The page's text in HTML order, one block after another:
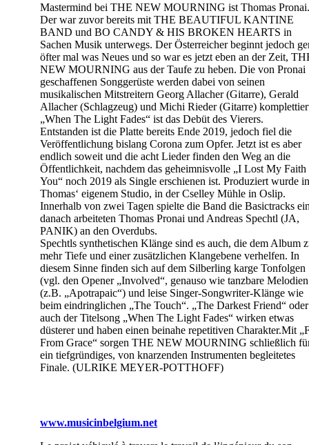
Mastermind bei THE NEW MOURNING ist Thomas Pronai.
Der war zuvor bereits mit THE BEAUTIFUL KANTINE
BAND und BO CANDY & HIS BROKEN HEARTS in
Sachen Musik unterwegs. Der Österreicher beginnt jedoch
öfter mal was Neues und so war es jetzt eben an der Zeit,
NEW MOURNING aus der Taufe zu heben. Die von Pronai
geschaffenen Songgerüste werden dabei von seinen
musikalischen Mitstreitern Georg Allacher (Gitarre), Gerald
Allacher (Schlagzeug) und Michi Rieder (Gitarre)
„When The Light Fades“ ist das Debüt des Vierers.
Entstanden ist die Platte bereits Ende 2019, jedoch fiel die
Veröffentlichung bislang Corona zum Opfer. Jetzt ist es aber
endlich soweit und die acht Lieder finden den Weg an die
Öffentlichkeit, nachdem das geheimnisvolle „I Lost My Faith
You“ noch 2019 als Single erschienen ist. Produziert wurde in
Thomas‘ eigenem Studio, in der Cselley Mühle in Oslip.
Innerhalb von zwei Tagen spielte die Band die Basictracks
danach arbeiteten Thomas Pronai und Andreas Spechtl (JA,
PANIK) an den Overdubs.
Spechtls synthetischen Klänge sind es auch, die dem Album
mehr Tiefe und einer zusätzlichen Klangebene verhelfen. In
diesem Sinne finden sich auf dem Silberling karge Tonfolgen
(vgl. den Opener „Involved“, genauso wie tanzbare Melodien
(z.B. „Apotrapaic“) und leise Singer-Songwriter-Klänge wie
beim eindringlichen „The Touch“. „The Darkest Friend“ oder
auch der Titelsong „When The Light Fades“ wirken etwas
düsterer und haben einen beinahe repetitiven Charakter.Mit
From Grace“ sorgen THE NEW MOURNING schließlich
ein tiefgründiges, von knarzenden Instrumenten begleitetes
Finale. (ULRIKE MEYER-POTTHOFF)
www.musicinbelgium.net